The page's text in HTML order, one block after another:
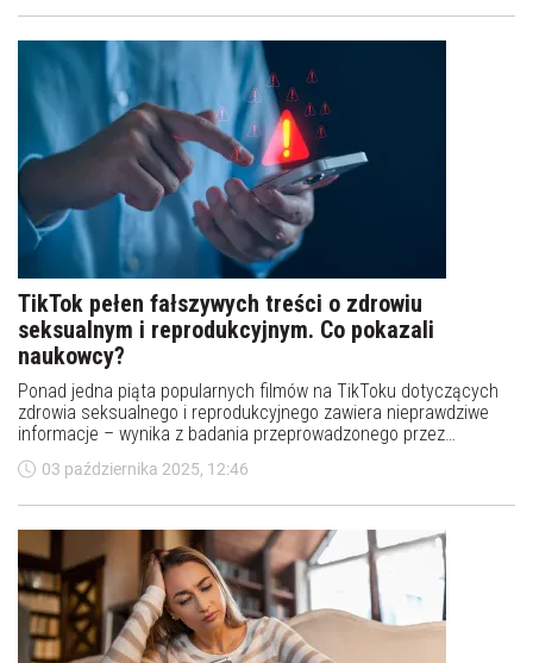
TikTok pełen fałszywych treści o zdrowiu
seksualnym i reprodukcyjnym. Co pokazali
naukowcy?
Ponad jedna piąta popularnych filmów na TikToku dotyczących
zdrowia seksualnego i reprodukcyjnego zawiera nieprawdziwe
informacje – wynika z badania przeprowadzonego przez
naukowców ze Stanów Zjednoczonych. Najwięcej dezinformacji
dotyczyło aborcji oraz profilaktyki chorób przenoszonych drogą
03 października 2025, 12:46